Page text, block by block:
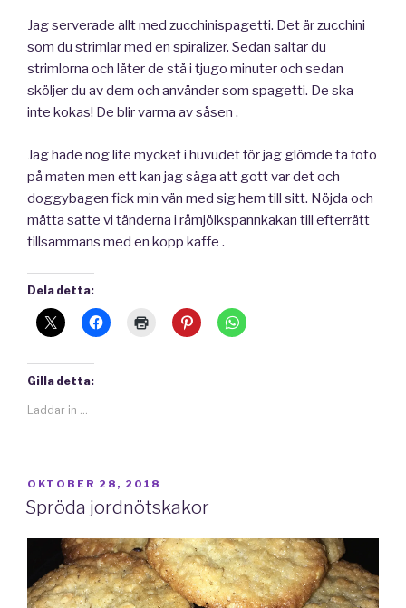
Jag serverade allt med zucchinispagetti. Det är zucchini
som du strimlar med en spiralizer. Sedan saltar du
strimlorna och låter de stå i tjugo minuter och sedan
sköljer du av dem och använder som spagetti. De ska
inte kokas! De blir varma av såsen .
Jag hade nog lite mycket i huvudet för jag glömde ta foto
på maten men ett kan jag säga att gott var det och
doggybagen fick min vän med sig hem till sitt. Nöjda och
mätta satte vi tänderna i råmjölkspannkakan till efterrätt
tillsammans med en kopp kaffe .
Dela detta:
Gilla detta:
Laddar in …
PUBLICERAT
OKTOBER 28, 2018
Spröda jordnötskakor